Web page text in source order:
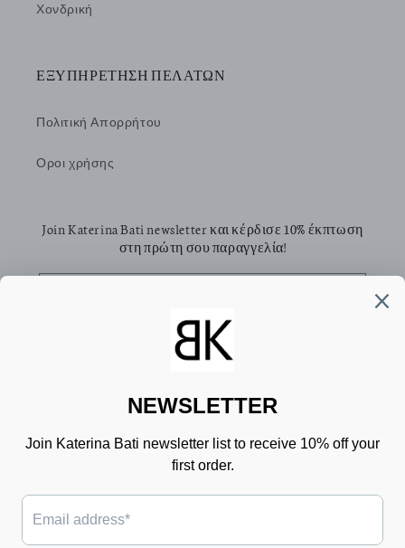
Χονδρική
ΕΞΥΠΗΡΕΤΗΣΗ ΠΕΛΑΤΩΝ
Πολιτική Απορρήτου
Οροι χρήσης
Join Katerina Bati newsletter και κέρδισε 10% έκπτωση
στη πρώτη σου παραγγελία!
Χώρα/περιοχή Γλώσσα
Μέθοδοι